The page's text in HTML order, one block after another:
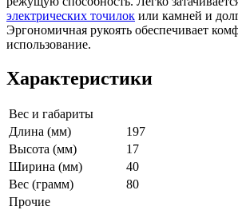
электрических точилок или камней и
Эргономичная рукоять обеспечивает
использование.
Характеристики
Вес и габариты
Длина (мм)
197
Высота (мм)
17
Ширина (мм)
40
Вес (грамм)
80
Прочие